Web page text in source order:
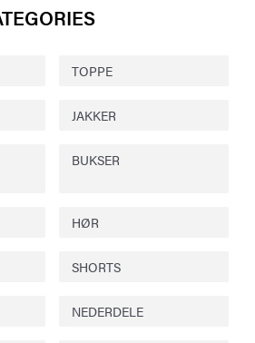
TOPPE
JAKKER
BUKSER
HØR
SHORTS
NEDERDELE